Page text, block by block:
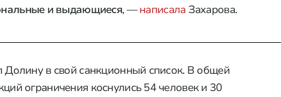
и выдающиеся, —написала Захарова.
Долину в свой санкционный список. В общей
ограничения коснулись 54 человек и 30